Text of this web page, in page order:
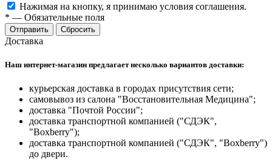
Нажимая на кнопку, я принимаю условия соглашения.
* — Обязательные поля
Отправить Сбросить
Доставка
Наш интернет-магазин предлагает несколько вариантов доставки:
курьерская доставка в городах присутствия сети;
самовывоз из салона "Восстановительная Медицина";
доставка "Почтой России";
доставка транспортной компанией ("СДЭК",
"Boxberry");
доставка транспортной компанией ("СДЭК", "Boxberry")
до двери.